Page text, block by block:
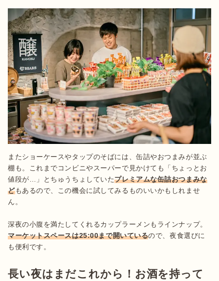
またショーケースやタップのそばには、缶詰やおつまみが並ぶ
棚も。これまでコンビニやスーパーで見かけても「ちょっとお
値段が…」とちゅうちょしていたプレミアムな缶詰おつまみな
どもあるので、この機会に試してみるものいいかもしれませ
ん。
深夜の小腹を満たしてくれるカップラーメンもラインナップ。
マーケットスペースは25:00まで開いているので、夜食選びに
長い夜はまだこれから！お酒を持って